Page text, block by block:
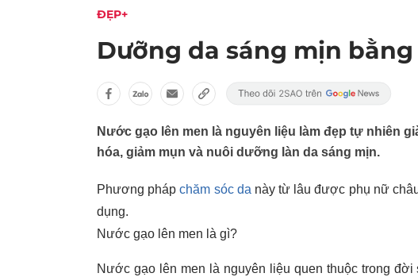
ĐẸP+
Dưỡng da sáng mịn
Nước gạo lên men là nguyên liệu làm đẹp tự nhiên
hóa, giảm mụn và nuôi dưỡng làn da sáng mịn.
Phương phápchăm sóc da này từ lâu được phụ nữ
dụng.
Nước gạo lên men là gì?
Nước gạo lên men là nguyên liệu quen thuộc trong